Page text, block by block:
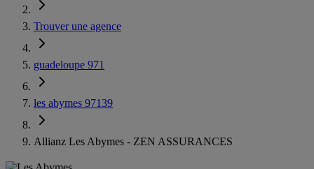
Trouver une agence
guadeloupe 971
les abymes 97139
Allianz Les Abymes - ZEN ASSURANCES